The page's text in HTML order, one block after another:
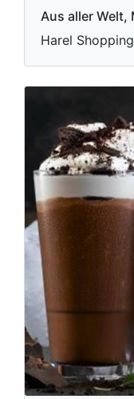
Aus aller Welt,
Harel